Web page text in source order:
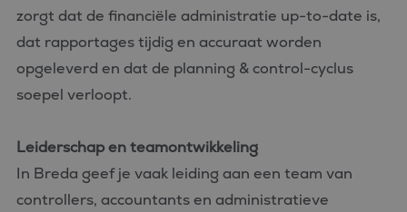
zorgt dat de financiële administratie up-to-date is,
dat rapportages tijdig en accuraat worden
opgeleverd en dat de planning & control-cyclus
soepel verloopt.
Leiderschap en teamontwikkeling
In Breda geef je vaak leiding aan een team van
controllers, accountants en administratieve